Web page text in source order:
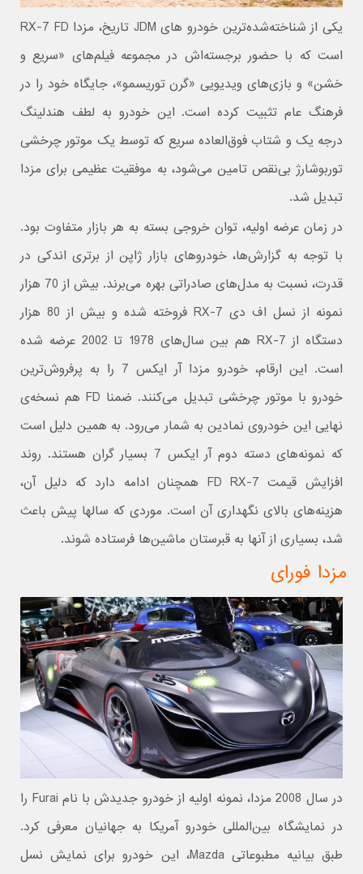
یکی از شناخته‌شده‌ترین خودرو های JDM تاریخ، مزدا RX-7 FD
است که با حضور برجسته‌اش در مجموعه فیلم‌های «سریع و
خشن» و بازی‌های ویدیویی «گرن توریسمو»، جایگاه خود را در
فرهنگ عام تثبیت کرده است. این خودرو به لطف هندلینگ
درجه یک و شتاب فوق‌العاده سریع که توسط یک موتور چرخشی
توربوشارژ بی‌نقص تامین می‌شود، به موفقیت عظیمی برای مزدا
تبدیل شد.
در زمان عرضه اولیه، توان خروجی بسته به هر بازار متفاوت بود.
با توجه به گزارش‌ها، خودروهای بازار ژاپن از برتری اندکی در
قدرت، نسبت به مدل‌های صادراتی بهره می‌برند. بیش از 70 هزار
نمونه از نسل اف دی RX-7 فروخته شده و بیش از 80 هزار
دستگاه از RX-7 هم بین سال‌های 1978 تا 2002 عرضه شده
است. این ارقام، خودرو مزدا آر ایکس 7 را به پرفروش‌ترین
خودرو با موتور چرخشی تبدیل می‌کنند. ضمنا FD هم نسخه‌ی
نهایی این خودروی نمادین به شمار می‌رود. به همین دلیل است
که نمونه‌های دسته دوم آر ایکس 7 بسیار گران هستند. روند
افزایش قیمت FD RX-7 همچنان ادامه دارد که دلیل آن،
هزینه‌های بالای نگهداری آن است. موردی که سالها پیش باعث
شد، بسیاری از آنها به قبرستان ماشین‌ها فرستاده شوند.
مزدا فورای
در سال 2008 مزدا، نمونه اولیه از خودرو جدیدش با نام Furai را
در نمایشگاه بین‌المللی خودرو آمریکا به جهانیان معرفی کرد.
طبق بیانیه مطبوعاتی Mazda، این خودرو برای نمایش نسل